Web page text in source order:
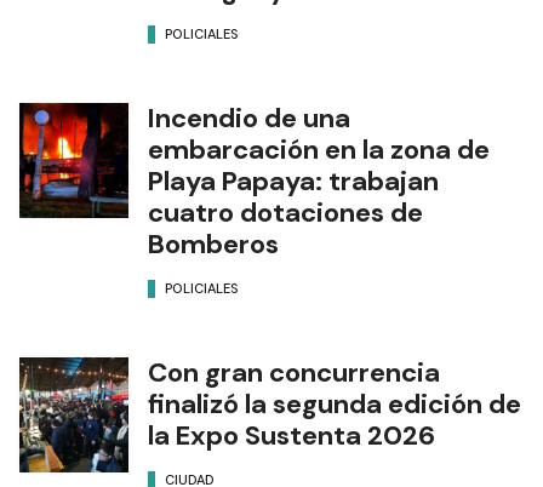
POLICIALES
Incendio de una
embarcación en la zona de
Playa Papaya: trabajan
cuatro dotaciones de
Bomberos
POLICIALES
Con gran concurrencia
finalizó la segunda edición de
la Expo Sustenta 2026
CIUDAD